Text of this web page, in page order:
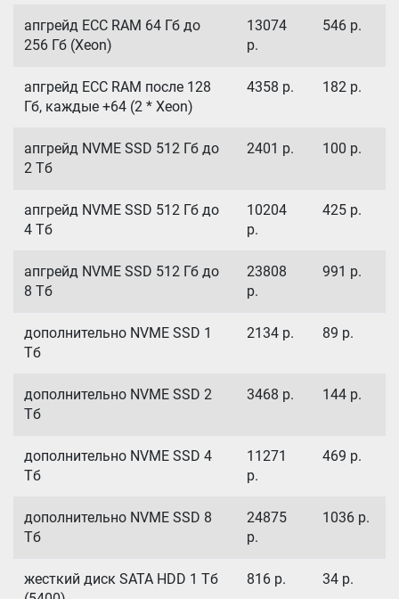
апгрейд ECC RAM 64 Гб до
256 Гб (Xeon)
13074
р.
546 р.
апгрейд ECC RAM после 128
Гб, каждые +64 (2 * Xeon)
4358 р. 182 р.
апгрейд NVME SSD 512 Гб до
2 Тб
2401 р. 100 р.
апгрейд NVME SSD 512 Гб до
4 Тб
10204
р.
425 р.
апгрейд NVME SSD 512 Гб до
8 Тб
23808
р.
991 р.
дополнительно NVME SSD 1
Тб
2134 р. 89 р.
дополнительно NVME SSD 2
Тб
3468 р. 144 р.
дополнительно NVME SSD 4
Тб
11271
р.
469 р.
дополнительно NVME SSD 8
Тб
24875
р.
1036 р.
жесткий диск SATA HDD 1 Тб
816 р. 34 р.